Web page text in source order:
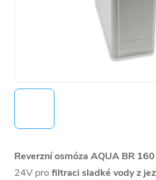
Reverzní osmóza AQUA BR
24V pro filtraci sladké vody z